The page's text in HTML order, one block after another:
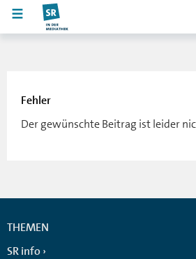
Fehler
Der gewünschte Beitrag ist leider
THEMEN
SR info